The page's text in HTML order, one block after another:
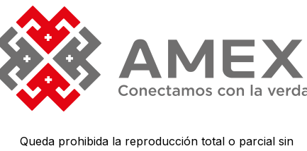
Queda prohibida la reproducción total o parcial sin